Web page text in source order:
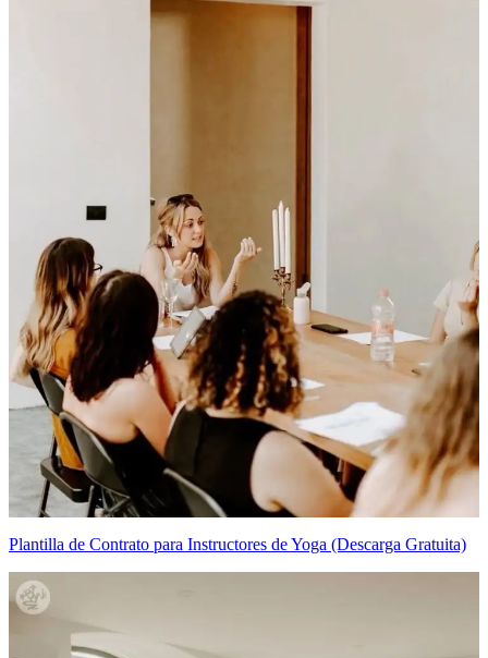
Plantilla de Contrato para Instructores de Yoga (Descarga Gratuita)